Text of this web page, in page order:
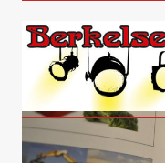
naar
inhoud